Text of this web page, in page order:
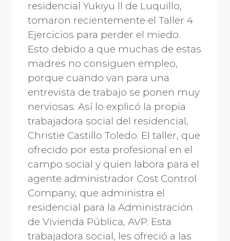
residencial Yukiyu ll de Luquillo,
tomaron recientemente el Taller 4
Ejercicios para perder el miedo.
Esto debido a que muchas de estas
madres no consiguen empleo,
porque cuando van para una
entrevista de trabajo se ponen muy
nerviosas. Así lo explicó la propia
trabajadora social del residencial,
Christie Castillo Toledo. El taller, que
ofrecido por esta profesional en el
campo social y quien labora para el
agente administrador Cost Control
Company, que administra el
residencial para la Administración
de Vivienda Pública, AVP. Esta
trabajadora social, les ofreció a las